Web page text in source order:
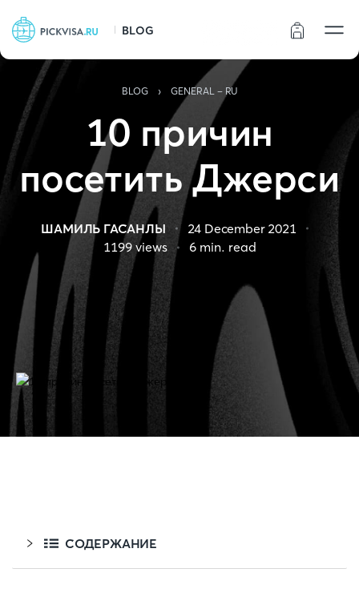
BLOG
BLOG › GENERAL - RU
10 причин
посетить Джерси
ШАМИЛЬ ГАСАНЛЫ
24 December 2021
1199views 6min. read
СОДЕРЖАНИЕ